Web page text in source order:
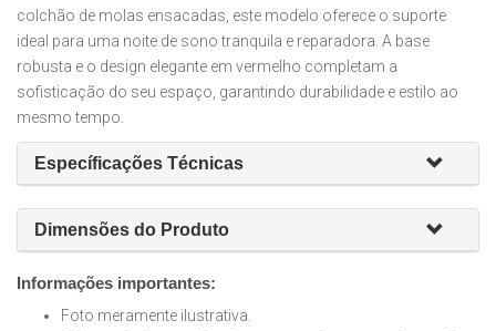
colchão de molas ensacadas, este modelo oferece o suporte
ideal para uma noite de sono tranquila e reparadora. A base
robusta e o design elegante em vermelho completam a
sofisticação do seu espaço, garantindo durabilidade e estilo ao
mesmo tempo.
Específicações Técnicas
Dimensões do Produto
Informações importantes:
Foto meramente ilustrativa.